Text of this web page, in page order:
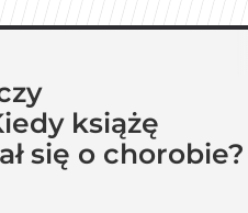
książę
się o chorobie?